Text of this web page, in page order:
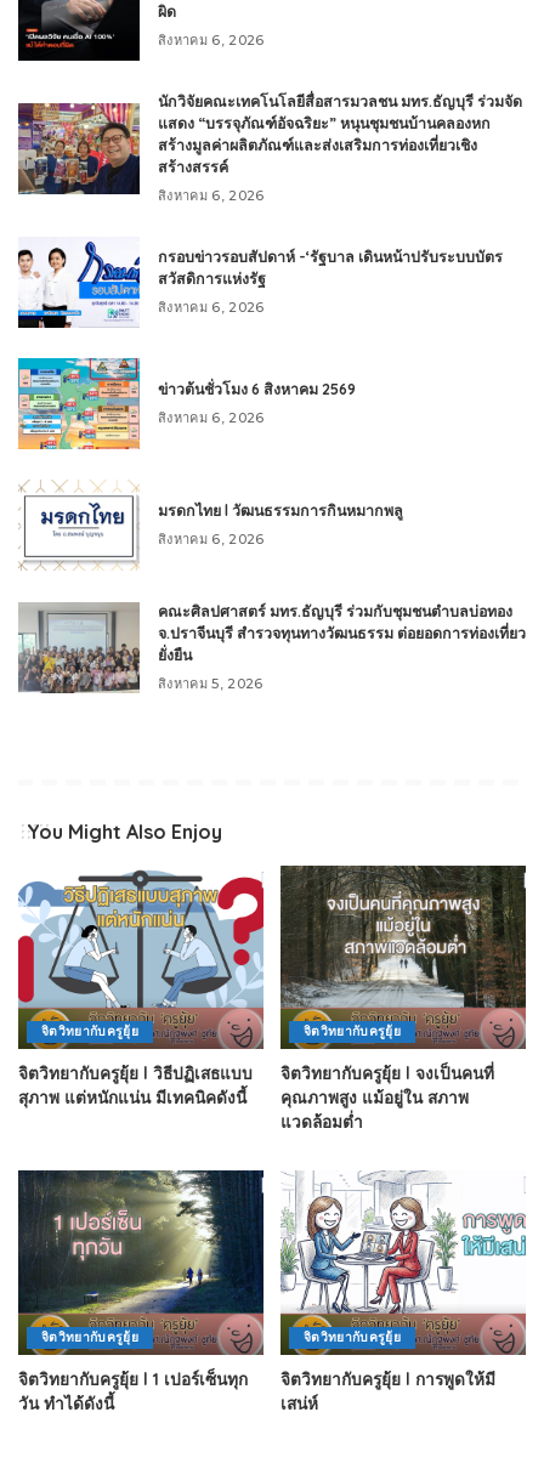
ผิด
สิงหาคม 6, 2026
นักวิจัยคณะเทคโนโลยีสื่อสารมวลชน มทร.ธัญบุรี ร่วมจัด
แสดง “บรรจุภัณฑ์อัจฉริยะ” หนุนชุมชนบ้านคลองหก
สร้างมูลค่าผลิตภัณฑ์และส่งเสริมการท่องเที่ยวเชิง
สร้างสรรค์
สิงหาคม 6, 2026
กรอบข่าวรอบสัปดาห์ -‘รัฐบาล เดินหน้าปรับระบบบัตร
สวัสดิการแห่งรัฐ
สิงหาคม 6, 2026
ข่าวต้นชั่วโมง 6 สิงหาคม 2569
สิงหาคม 6, 2026
มรดกไทย l วัฒนธรรมการกินหมากพลู
สิงหาคม 6, 2026
คณะศิลปศาสตร์ มทร.ธัญบุรี ร่วมกับชุมชนตำบลบ่อทอง
จ.ปราจีนบุรี สำรวจทุนทางวัฒนธรรม ต่อยอดการท่องเที่ยว
ยั่งยืน
สิงหาคม 5, 2026
You Might Also Enjoy
จิตวิทยากับครูยุ้ย
จิตวิทยากับครูยุ้ย l วิธีปฏิเสธแบบ
สุภาพ แต่หนักแน่น มีเทคนิคดังนี้
จิตวิทยากับครูยุ้ย
จิตวิทยากับครูยุ้ย l จงเป็นคนที่
คุณภาพสูง แม้อยู่ใน สภาพ
แวดล้อมต่ำ
จิตวิทยากับครูยุ้ย
จิตวิทยากับครูยุ้ย l 1 เปอร์เซ็นทุก
วัน ทำได้ดังนี้
จิตวิทยากับครูยุ้ย
จิตวิทยากับครูยุ้ย l การพูดให้มี
เสน่ห์